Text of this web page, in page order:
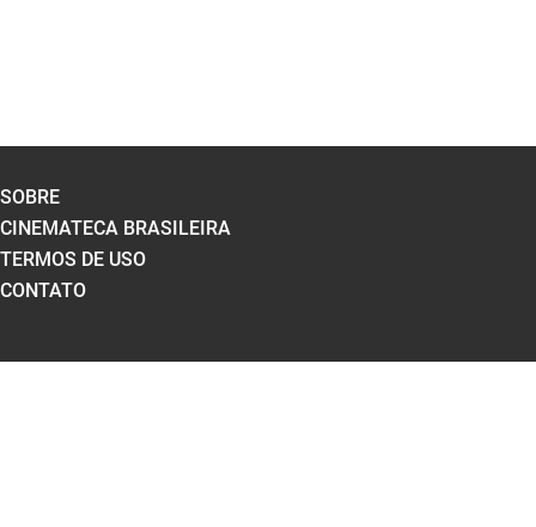
SOBRE
CINEMATECA BRASILEIRA
TERMOS DE USO
CONTATO